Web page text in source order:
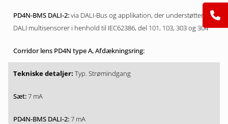
via DALI-Bus og applikation, der understøtter
DALI multisensorer i henhold til IEC62386, del 101, 103, 303 og 304
Typ. Strømindgang
7 mA
7 mA